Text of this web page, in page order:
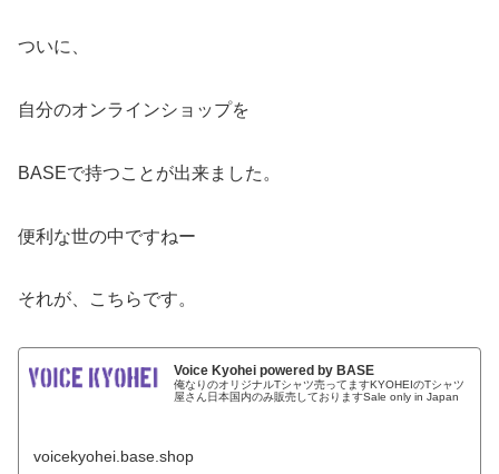
ついに、
自分のオンラインショップを
BASEで持つことが出来ました。
便利な世の中ですねー
それが、こちらです。
Voice Kyohei powered by BASE
俺なりのオリジナルTシャツ売ってますKYOHEIのTシャツ
屋さん日本国内のみ販売しておりますSale only in Japan
voicekyohei.base.shop